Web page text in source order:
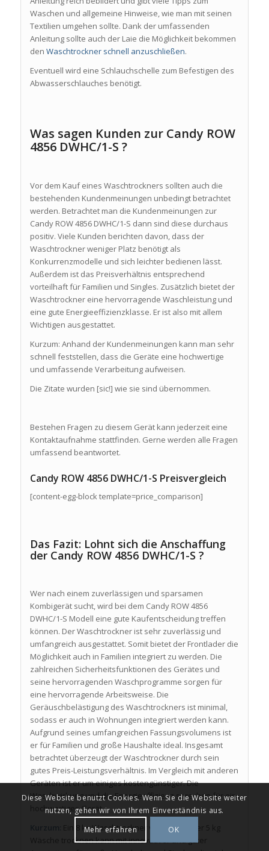
Waschen und allgemeine Hinweise, wie man mit seinen
Textilien umgehen sollte. Dank der umfassenden
Anleitung sollte auch der Laie die Möglichkeit bekommen
den Waschtrockner schnell anzuschließen.
Eventuell wird eine Schlauchschelle zum Befestigen des
Abwasserschlauches benötigt.
Was sagen Kunden zur Candy ROW
4856 DWHC/1-S ?
Vor dem Kauf eines Waschtrockners sollten auch die
bestehenden Kundenmeinungen unbedingt betrachtet
werden. Betrachtet man die Kundenmeinungen zur
Candy ROW 4856 DWHC/1-S dann sind diese durchaus
positiv. Viele Kunden berichten davon, dass der
Waschtrockner weniger Platz benötigt als
Konkurrenzmodelle und sich leichter bedienen lässt.
Außerdem ist das Preisverhältnis entsprechend
vorteilhaft für Familien und Singles. Zusätzlich bietet der
Waschtrockner eine hervorragende Waschleistung und
eine gute Energieeffizienzklasse. Er ist also mit allem
Wichtigen ausgestattet.
Kurzum: Anhand der Kundenmeinungen kann man sehr
schnell feststellen, dass die Geräte eine hochwertige
und umfassende Verarbeitung aufweisen.
Die Zitate wurden [sic!] wie sie sind übernommen.
Bestehen Fragen zu diesem Gerät kann jederzeit eine
Kontaktaufnahme stattfinden. Gerne werden alle Fragen
umfassend beantwortet.
Candy ROW 4856 DWHC/1-S Preisvergleich
[content-egg-block template=price_comparison]
Das Fazit: Lohnt sich die Anschaffung
der Candy ROW 4856 DWHC/1-S ?
Wer nach einem zuverlässigen und sparsamen
Kombigerät sucht, wird bei dem Candy ROW 4856
DWHC/1-S Modell eine gute Kaufentscheidung treffen
können. Der Waschtrockner ist sehr zuverlässig und
umfangreich ausgestattet. Somit bietet der Frontlader die
Möglichkeit auch in Familien integriert zu werden. Die
zahlreichen Sicherheitsfunktionen des Gerätes und
seine hervorragenden Waschprogramme sorgen für
eine hervorragende Arbeitsweise. Die
Geräuschbelästigung des Waschtrockners ist minimal,
sodass er auch in Wohnungen integriert werden kann.
Aufgrund seines umfangreichen Fassungsvolumens ist
er für Familien und große Haushalte ideal. Insgesamt
betrachtet überzeugt der Waschtrockner durch sein
gutes Preis-Leistungsverhältnis. Im Vergleich mit anderen
Geräten ist er um einiges kostengünstiger. Die
Waschwirkung und die Energieeffizienz sprechen für ein
hochwertiges Gerät.
Ein 8 kg Waschtrockner von Candy, der 5 kg
Wäsche trocknen kann mit innovativer und guter
Diese Website benutzt Cookies. Wenn Sie die Website weiter
nutzen, gehen wir von Ihrem Einverständnis aus.
Mehr erfahren
OK